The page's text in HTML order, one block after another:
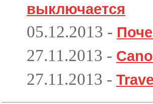
выключается
05.12.2013 -
27.11.2013 -
27.11.2013 -